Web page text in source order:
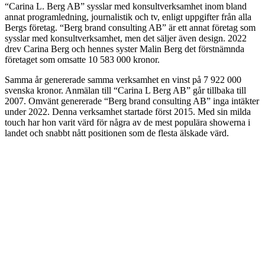
“Carina L. Berg AB” sysslar med konsultverksamhet inom bland
annat programledning, journalistik och tv, enligt uppgifter från alla
Bergs företag. “Berg brand consulting AB” är ett annat företag som
sysslar med konsultverksamhet, men det säljer även design. 2022
drev Carina Berg och hennes syster Malin Berg det förstnämnda
företaget som omsatte 10 583 000 kronor.
Samma år genererade samma verksamhet en vinst på 7 922 000
svenska kronor. Anmälan till “Carina L Berg AB” går tillbaka till
2007. Omvänt genererade “Berg brand consulting AB” inga intäkter
under 2022. Denna verksamhet startade först 2015. Med sin milda
touch har hon varit värd för några av de mest populära showerna i
landet och snabbt nått positionen som de flesta älskade värd.